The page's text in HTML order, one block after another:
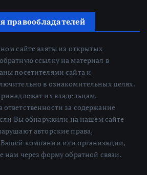
правообладателей
сайте взяты из открытых
ссылку на материал в
посетителями сайта и
в ознакомительных целях.
их владельцам.
за содержание
Вы обнаружили на нашем сайте
авторские права,
компании или организации,
нам через форму обратной связи.